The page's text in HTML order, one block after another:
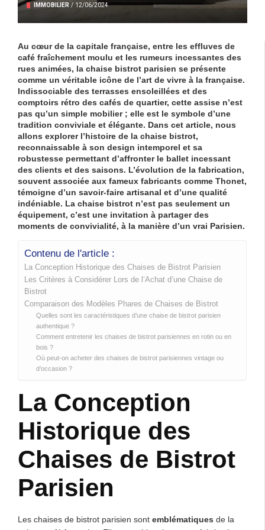
IMMOBILIER / 12/06/2024
Au cœur de la capitale française, entre les effluves de
café fraîchement moulu et les rumeurs incessantes des
rues animées, la chaise bistrot parisien se présente
comme un véritable icône de l’art de vivre à la française.
Indissociable des terrasses ensoleillées et des
comptoirs rétro des cafés de quartier, cette assise n’est
pas qu’un simple mobilier ; elle est le symbole d’une
tradition conviviale et élégante. Dans cet article, nous
allons explorer l’histoire de la chaise bistrot,
reconnaissable à son design intemporel et sa
robustesse permettant d’affronter le ballet incessant
des clients et des saisons. L’évolution de la fabrication,
souvent associée aux fameux fabricants comme Thonet,
témoigne d’un savoir-faire artisanal et d’une qualité
indéniable. La chaise bistrot n’est pas seulement un
équipement, c’est une invitation à partager des
moments de convivialité, à la manière d’un vrai Parisien.
Contenu de l'article :
La Conception Historique des Chaises de Bistrot Parisien
Les Critères à Considérer Lors de l’Achat d’une Chaise de
Bistrot
Comparaison des Modèles Phares de Chaises de Bistrot
Quelles sont les caractéristiques d’une chaise de bistrot parisien
authentique ?
Comment entretenir les chaises de bistrot parisiennes en rotin ou en
bois ?
Où peut-on acheter des chaises de bistrot parisiennes vintage ou
d’occasion ?
La Conception
Historique des
Chaises de Bistrot
Parisien
Les chaises de bistrot parisien sont emblématiques de la